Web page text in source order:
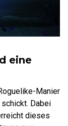
eine
Manier
Dabei
dieses